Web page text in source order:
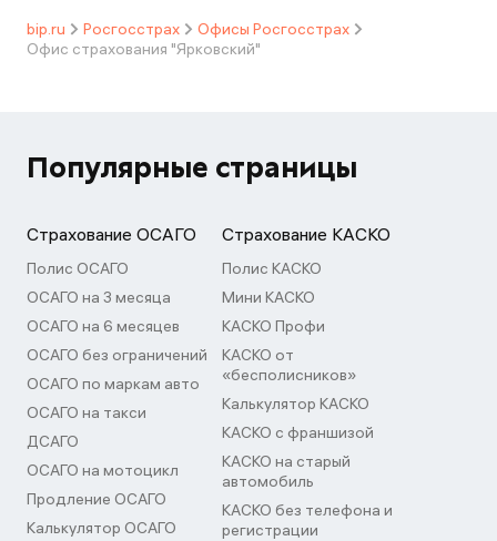
bip.ru Росгосстрах
Офисы Росгосстрах
Офис страхования "Ярковский"
Популярные страницы
Страхование ОСАГО
Полис ОСАГО
ОСАГО на 3 месяца
ОСАГО на 6 месяцев
ОСАГО без ограничений
ОСАГО по маркам авто
ОСАГО на такси
ДСАГО
ОСАГО на мотоцикл
Продление ОСАГО
Калькулятор ОСАГО
Страхование КАСКО
Полис КАСКО
Мини КАСКО
КАСКО Профи
КАСКО от
«бесполисников»
Калькулятор КАСКО
КАСКО с франшизой
КАСКО на старый
автомобиль
КАСКО без телефона и
регистрации